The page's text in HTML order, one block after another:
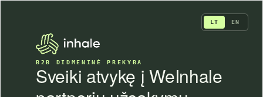
LT EN
B2B DIDMENINĖ PREKYBA
Sveiki atvykę į WeInhale